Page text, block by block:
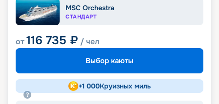
MSC Orchestra
СТАНДАРТ
от116 735 ₽ / чел
Выбор каюты
+1 000Круизных миль